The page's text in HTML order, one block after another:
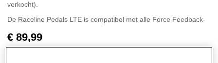
verkocht).
De Raceline Pedals LTE is compatibel met alle Force Feedback-
Xbox One, Xbox Series X|S en de PC (Windows 10/11).
€ 89,99